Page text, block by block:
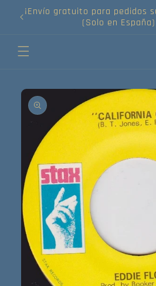
directamente
¡Envío gratuito para pedidos
(Solo en España)
directamente
información
del producto